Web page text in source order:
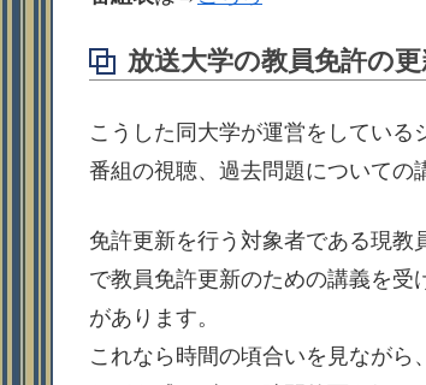
放送大学の教員免許の
こうした同大学が運営をしてい
番組の視聴、過去問題についての
免許更新を行う対象者である現教
で教員免許更新のための講義を
があります。
これなら時間の頃合いを見なが